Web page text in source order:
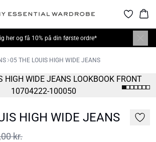
her og få 10% på din første ordre*
05 THE LOUIS HIGH WIDE JEANS
HIGH WIDE JEANS
kr.